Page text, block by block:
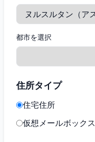
都市を選択
住所タイプ
住宅住所
仮想メールボックス